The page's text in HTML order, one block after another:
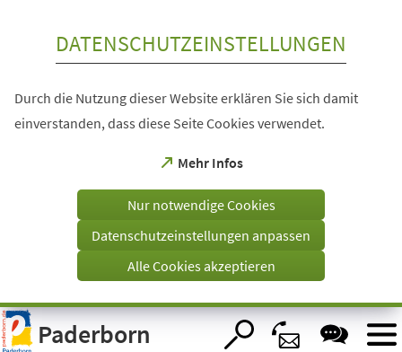
Visuelle
Assistenzsoftware
öffnen.
DATENSCHUTZEINSTELLUNGEN
Durch die Nutzung dieser Website erklären Sie sich damit
einverstanden, dass diese Seite Cookies verwendet.
Mehr Infos
(Öffnet
einem
Tab)
Nur notwendige Cookies
Datenschutzeinstellungen anpassen
Alle Cookies akzeptieren
Paderborn